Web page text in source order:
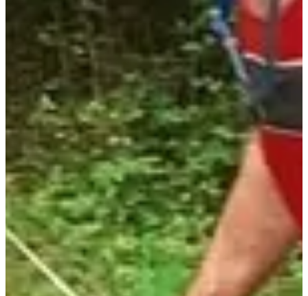
Dates d'inscription
Pas encore communiquées
Plus d'info
Plus d'info
Date à confirmer
Trail le sanglier 28 km